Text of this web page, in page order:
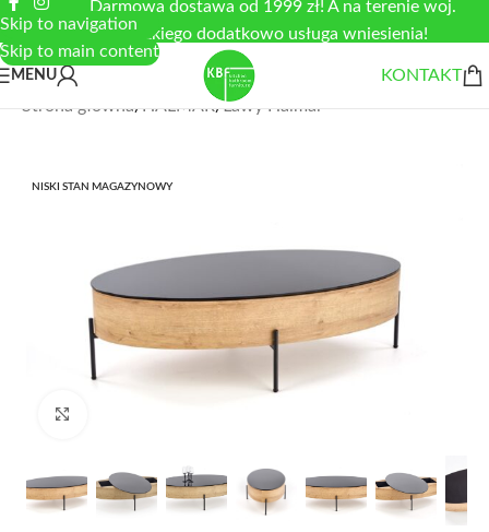
Skip to navigation
Skip to main content
Darmowa dostawa od 1999 zł! A na terenie woj.
łódzkiego dodatkowo usługa wniesienia!
MENU
KONTAKT
Strona główna/ HALMAR/Ławy Halmar
NISKI STAN MAGAZYNOWY